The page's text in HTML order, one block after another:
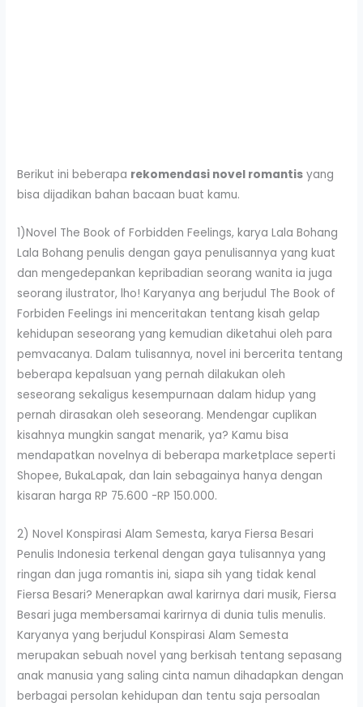
Berikut ini beberapa rekomendasi novel romantis yang
bisa dijadikan bahan bacaan buat kamu.
1)Novel The Book of Forbidden Feelings, karya Lala Bohang
Lala Bohang penulis dengan gaya penulisannya yang kuat
dan mengedepankan kepribadian seorang wanita ia juga
seorang ilustrator, lho! Karyanya ang berjudul The Book of
Forbiden Feelings ini menceritakan tentang kisah gelap
kehidupan seseorang yang kemudian diketahui oleh para
pemvacanya. Dalam tulisannya, novel ini bercerita tentang
beberapa kepalsuan yang pernah dilakukan oleh
seseorang sekaligus kesempurnaan dalam hidup yang
pernah dirasakan oleh seseorang. Mendengar cuplikan
kisahnya mungkin sangat menarik, ya? Kamu bisa
mendapatkan novelnya di beberapa marketplace seperti
Shopee, BukaLapak, dan lain sebagainya hanya dengan
kisaran harga RP 75.600 -RP 150.000.
2) Novel Konspirasi Alam Semesta, karya Fiersa Besari
Penulis Indonesia terkenal dengan gaya tulisannya yang
ringan dan juga romantis ini, siapa sih yang tidak kenal
Fiersa Besari? Menerapkan awal karirnya dari musik, Fiersa
Besari juga membersamai karirnya di dunia tulis menulis.
Karyanya yang berjudul Konspirasi Alam Semesta
merupakan sebuah novel yang berkisah tentang sepasang
anak manusia yang saling cinta namun dihadapkan dengan
berbagai persolan kehidupan dan tentu saja persoalan